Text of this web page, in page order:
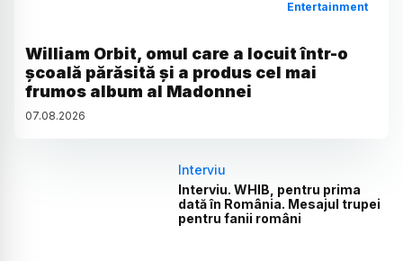
Entertainment
William Orbit, omul care a locuit într-o
școală părăsită și a produs cel mai
frumos album al Madonnei
07.08.2026
Interviu
Interviu. WHIB, pentru prima
dată în România. Mesajul trupei
pentru fanii români